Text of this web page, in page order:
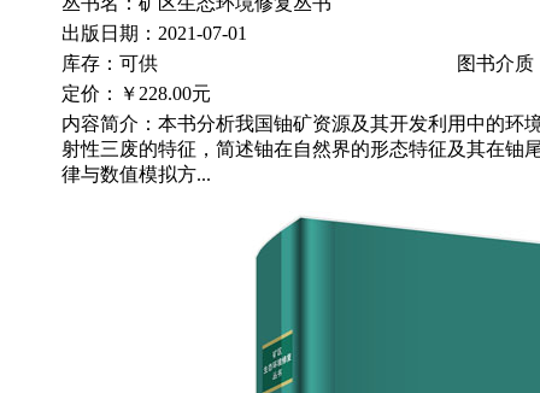
出版日期：2021-07-01
库存：可供
图书介质
定价：
￥228.00元
内容简介：本书分析我国铀矿资源及其开发利用中的环
射性三废的特征，简述铀在自然界的形态特征及其在铀
律与数值模拟方...